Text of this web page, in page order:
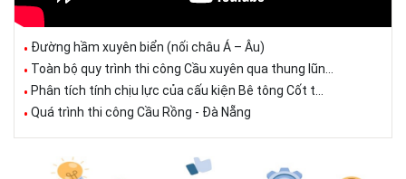
Đường hầm xuyên biển (nối châu Á – Âu)
Toàn bộ quy trình thi công Cầu xuyên qua thung lũn...
Phân tích tính chịu lực của cấu kiện Bê tông Cốt t...
Quá trình thi công Cầu Rồng - Đà Nẵng